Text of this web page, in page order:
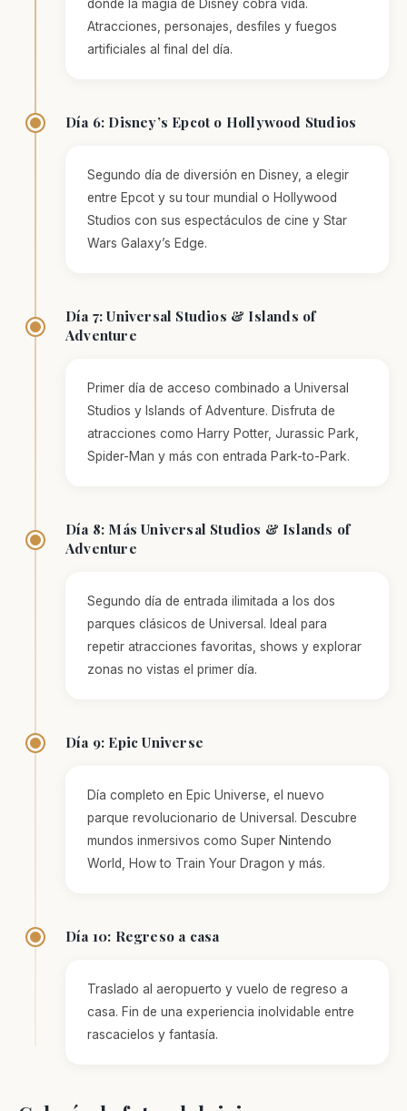
donde la magia de Disney cobra vida.
Atracciones, personajes, desfiles y fuegos
artificiales al final del día.
Día 6: Disney’s Epcot o Hollywood Studios
Segundo día de diversión en Disney, a elegir
entre Epcot y su tour mundial o Hollywood
Studios con sus espectáculos de cine y Star
Wars Galaxy’s Edge.
Día 7: Universal Studios & Islands of
Adventure
Primer día de acceso combinado a Universal
Studios y Islands of Adventure. Disfruta de
atracciones como Harry Potter, Jurassic Park,
Spider-Man y más con entrada Park-to-Park.
Día 8: Más Universal Studios & Islands of
Adventure
Segundo día de entrada ilimitada a los dos
parques clásicos de Universal. Ideal para
repetir atracciones favoritas, shows y explorar
zonas no vistas el primer día.
Día 9: Epic Universe
Día completo en Epic Universe, el nuevo
parque revolucionario de Universal. Descubre
mundos inmersivos como Super Nintendo
World, How to Train Your Dragon y más.
Día 10: Regreso a casa
Traslado al aeropuerto y vuelo de regreso a
casa. Fin de una experiencia inolvidable entre
rascacielos y fantasía.